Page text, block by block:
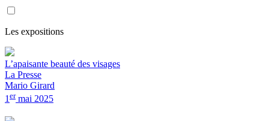
Les expositions
L’apaisante beauté des visages
La Presse
Mario Girard
1 ermai 2025